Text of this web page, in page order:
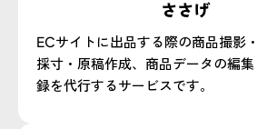
ささげ
ECサイトに出品する際の商品撮影
採寸・原稿作成、商品データの編
録を代行するサービスです。